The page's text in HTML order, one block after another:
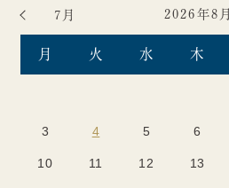
2026年8月
月 火 水 木
7月
3 4 5 6
10 11 12 13